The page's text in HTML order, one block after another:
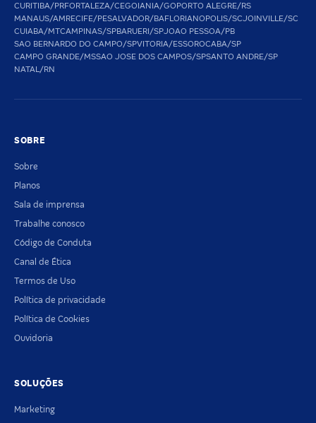
CURITIBA/PRFORTALEZA/CEGOIANIA/GOPORTO ALEGRE/RS
MANAUS/AMRECIFE/PESALVADOR/BAFLORIANOPOLIS/SCJOINVILLE/SC
CUIABA/MTCAMPINAS/SPBARUERI/SPJOAO PESSOA/PB
SAO BERNARDO DO CAMPO/SPVITORIA/ESSOROCABA/SP
CAMPO GRANDE/MSSAO JOSE DOS CAMPOS/SPSANTO ANDRE/SP
NATAL/RN
SOBRE
Sobre
Planos
Sala de imprensa
Trabalhe conosco
Código de Conduta
Canal de Ética
Termos de Uso
Política de privacidade
Política de Cookies
Ouvidoria
SOLUÇÕES
Marketing